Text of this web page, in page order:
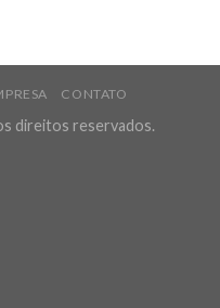
CONTATO
direitos reservados.